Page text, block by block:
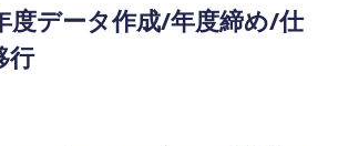
度データ作成/年度締め/仕
行